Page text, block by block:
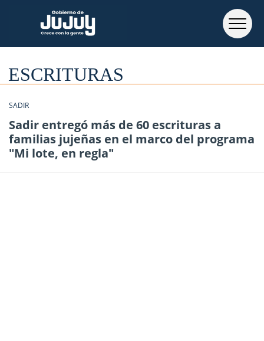
ESCRITURAS
SADIR
Sadir entregó más de 60 escrituras a
familias jujeñas en el marco del programa
"Mi lote, en regla"